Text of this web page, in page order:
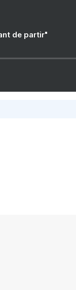
de partir"